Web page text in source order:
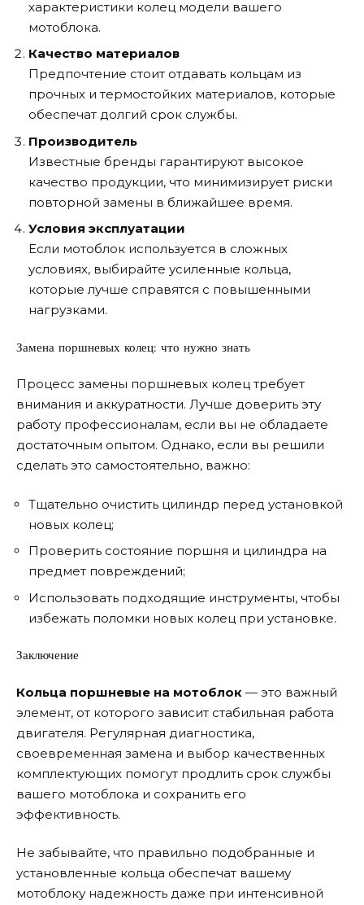
характеристики колец модели вашего
мотоблока.
Качество материалов
Предпочтение стоит отдавать кольцам из
прочных и термостойких материалов, которые
обеспечат долгий срок службы.
Производитель
Известные бренды гарантируют высокое
качество продукции, что минимизирует риски
повторной замены в ближайшее время.
Условия эксплуатации
Если мотоблок используется в сложных
условиях, выбирайте усиленные кольца,
которые лучше справятся с повышенными
нагрузками.
Замена поршневых колец: что нужно знать
Процесс замены поршневых колец требует
внимания и аккуратности. Лучше доверить эту
работу профессионалам, если вы не обладаете
достаточным опытом. Однако, если вы решили
сделать это самостоятельно, важно:
Тщательно очистить цилиндр перед установкой
новых колец;
Проверить состояние поршня и цилиндра на
предмет повреждений;
Использовать подходящие инструменты, чтобы
избежать поломки новых колец при установке.
Заключение
Кольца поршневые на мотоблок — это важный
элемент, от которого зависит стабильная работа
двигателя. Регулярная диагностика,
своевременная замена и выбор качественных
комплектующих помогут продлить срок службы
вашего мотоблока и сохранить его
эффективность.
Не забывайте, что правильно подобранные и
установленные кольца обеспечат вашему
мотоблоку надежность даже при интенсивной